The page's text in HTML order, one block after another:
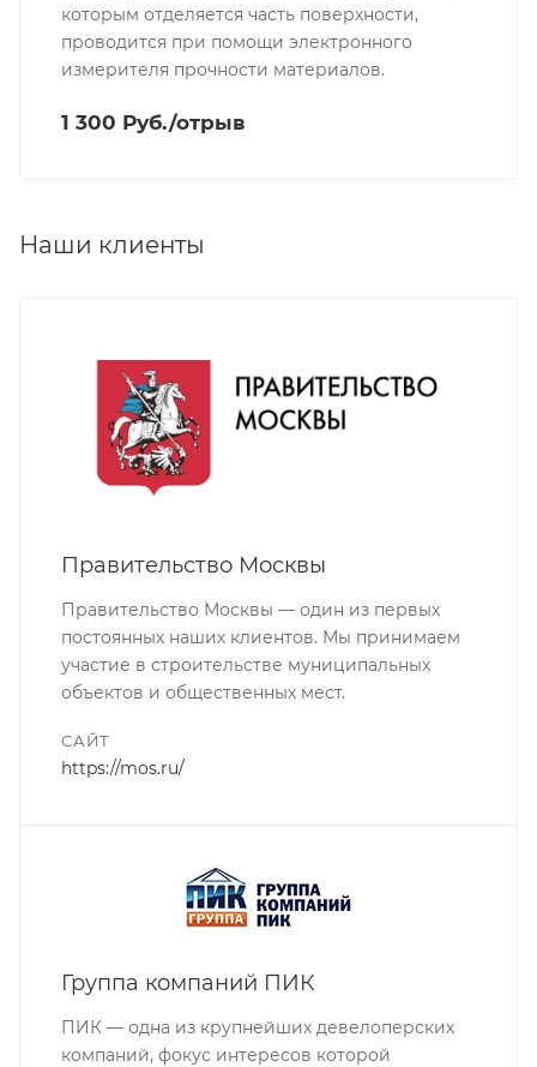
которым отделяется часть поверхности,
проводится при помощи электронного
измерителя прочности материалов.
1 300 Руб./отрыв
Наши клиенты
Правительство Москвы
Правительство Москвы — один из первых
постоянных наших клиентов. Мы принимаем
участие в строительстве муниципальных
объектов и общественных мест.
САЙТ
https://mos.ru/
Группа компаний ПИК
ПИК — одна из крупнейших девелоперских
компаний, фокус интересов которой